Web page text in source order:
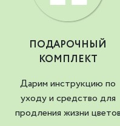
ПОДАРОЧНЫЙ
КОМПЛЕКТ
Дарим инструкцию по
уходу и средство для
продления жизни цветов